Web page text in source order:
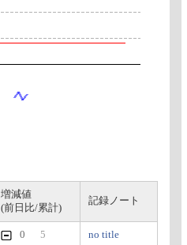
増減値
(前日比/累計)
記録ノート
0 5 no title